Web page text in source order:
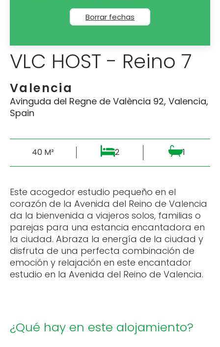
VLC HOST - Reino 7
Valencia
Avinguda del Regne de València 92, Valencia,
Spain
40 M² 2 1
Este acogedor estudio pequeño en el
corazón de la Avenida del Reino de Valencia
da la bienvenida a viajeros solos, familias o
parejas para una estancia encantadora en
la ciudad. Abraza la energía de la ciudad y
disfruta de una perfecta combinación de
emoción y relajación en este encantador
estudio en la Avenida del Reino de Valencia.
¿Qué hay en este alojamiento?
Borrar fechas